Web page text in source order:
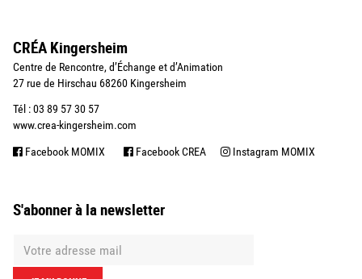
CRÉA Kingersheim
Centre de Rencontre, d’Échange et d’Animation
27 rue de Hirschau 68260 Kingersheim
Tél : 03 89 57 30 57
www.crea-kingersheim.com
Facebook MOMIX Facebook CREA Instagram MOMIX
S'abonner à la newsletter